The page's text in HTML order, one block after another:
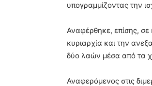
υπογραμμίζοντας την
Αναφέρθηκε, επίσης,
κυριαρχία και την
δύο λαών μέσα από τα
Αναφερόμενος στις